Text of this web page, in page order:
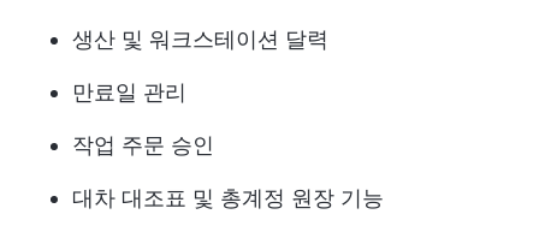
생산 및 워크스테이션 달력
만료일 관리
작업 주문 승인
대차 대조표 및 총계정 원장 기능